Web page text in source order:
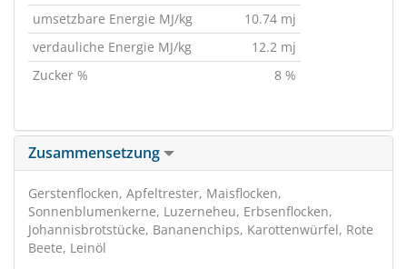
umsetzbare Energie MJ/kg
10.74 mj
verdauliche Energie MJ/kg
12.2 mj
Zucker %
8 %
Zusammensetzung
Gerstenflocken, Apfeltrester, Maisflocken,
Sonnenblumenkerne, Luzerneheu, Erbsenflocken,
Johannisbrotstücke, Bananenchips, Karottenwürfel, Rote
Beete, Leinöl